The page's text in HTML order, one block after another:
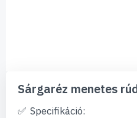
képgaléria
elejére
Sárgaréz menetes
Specifikáció: